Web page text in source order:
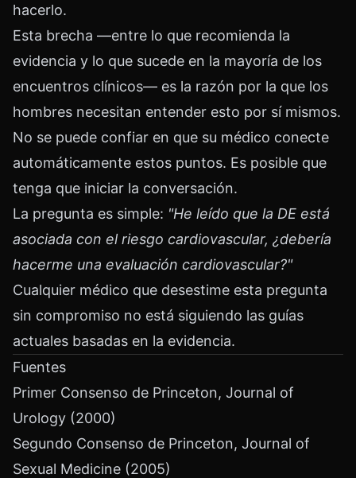
hacerlo.
Esta brecha —entre lo que recomienda la
evidencia y lo que sucede en la mayoría de los
encuentros clínicos— es la razón por la que los
hombres necesitan entender esto por sí mismos.
No se puede confiar en que su médico conecte
automáticamente estos puntos. Es posible que
tenga que iniciar la conversación.
La pregunta es simple: "He leído que la DE está
asociada con el riesgo cardiovascular, ¿debería
hacerme una evaluación cardiovascular?"
Cualquier médico que desestime esta pregunta
sin compromiso no está siguiendo las guías
actuales basadas en la evidencia.
Fuentes
Primer Consenso de Princeton, Journal of
Urology (2000)
Segundo Consenso de Princeton, Journal of
Sexual Medicine (2005)